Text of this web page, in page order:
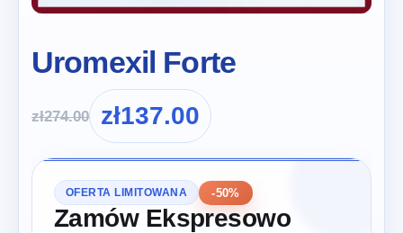
Uromexil Forte
zł274.00 zł137.00
OFERTA LIMITOWANA -50%
Zamów Ekspresowo